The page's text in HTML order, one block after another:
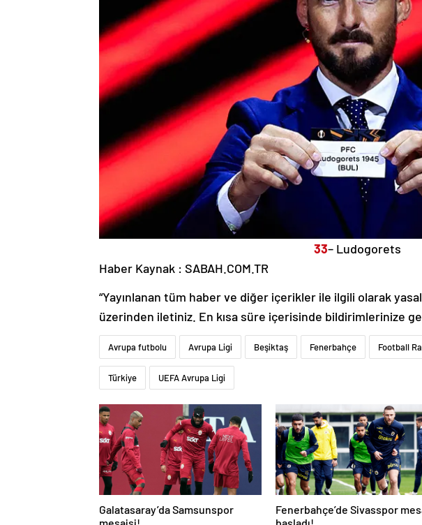
33– Ludogorets
Haber Kaynak : SABAH.COM.TR
“Yayınlanan tüm haber ve diğer içerikler ile ilgili olarak
üzerinden iletiniz. En kısa süre içerisinde bildirimlerinize
Avrupa futbolu Avrupa Ligi Beşiktaş Fenerbahçe Football
Türkiye UEFA Avrupa Ligi
Galatasaray’da Samsunspor
Fenerbahçe’de Sivasspor